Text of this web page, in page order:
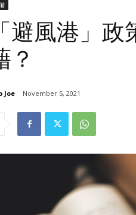
避風港」政
？
Joe November 5, 2021